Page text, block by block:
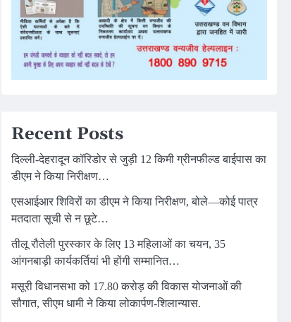
Recent Posts
दिल्ली-देहरादून कॉरिडोर से जुड़ी 12 किमी ग्रीनफील्ड बाईपास का
डीएम ने किया निरीक्षण…
एसआईआर शिविरों का डीएम ने किया निरीक्षण, बोले—कोई पात्र
मतदाता सूची से न छूटे…
तीलू रौतेली पुरस्कार के लिए 13 महिलाओं का चयन, 35
आंगनबाड़ी कार्यकर्तियां भी होंगी सम्मानित…
मसूरी विधानसभा को 17.80 करोड़ की विकास योजनाओं की
सौगात, सीएम धामी ने किया लोकार्पण-शिलान्यास.